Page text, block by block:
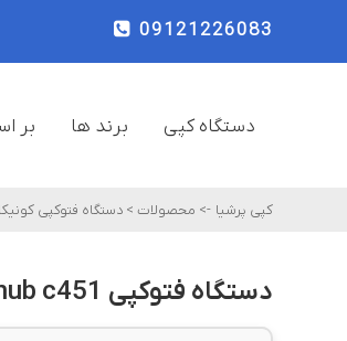
09121226083
دستگاه کپی برند ها بر
کپی پرشیا -> محصولات >دستگاه فتوکپی
دستگاه فتوکپی Konica Minolta bizhub c451